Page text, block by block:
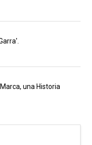
una Historia